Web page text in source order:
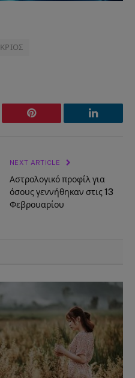
ΚΡΙΟΣ
Pinterest LinkedIn
NEXT ARTICLE
Αστρολογικό προφίλ για
όσους γεννήθηκαν στις 13
Φεβρουαρίου